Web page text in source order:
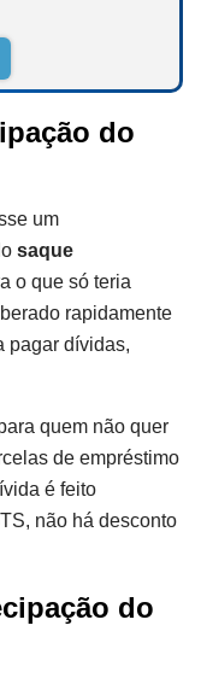
do
um
saque
o que só teria
rapidamente
pagar dívidas,
quem não quer
de empréstimo
é feito
não há desconto
do